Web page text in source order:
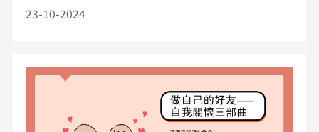
23-10-2024